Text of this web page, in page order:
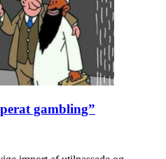
gambling”